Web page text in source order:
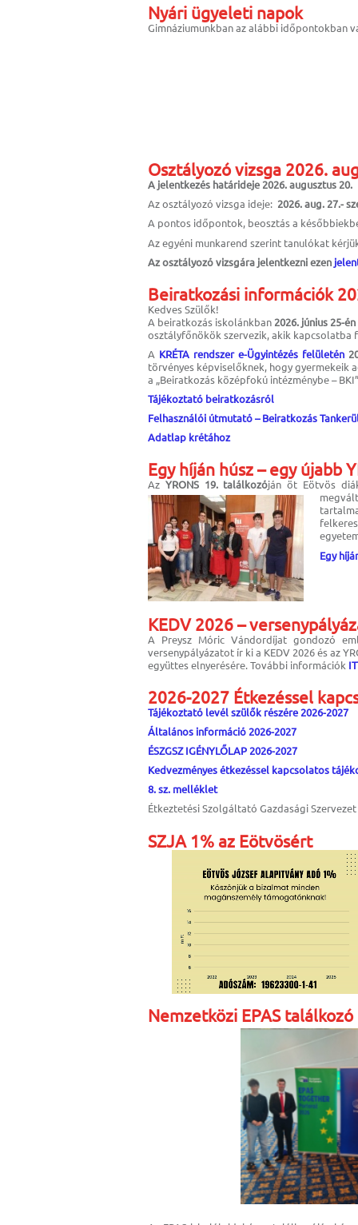
Nyári ügyeleti napok
Gimnáziumunkban az alábbi időpontokban
Osztályozó vizsga 2026.
A jelentkezés határideje 2026. augusztus 20.
Az osztályozó vizsga ideje: 2026. aug. 27.-
A pontos időpontok, beosztás a
Az egyéni munkarend szerint tanulókat
Az osztályozó vizsgára jelentkezni ezen
Beiratkozási információk
Kedves Szülők!
A beiratkozás iskolánkban 2026. június 25-
osztályfőnökök szervezik, akik
A KRÉTA rendszer e-Ügyintézés felületén
törvényes képviselőknek, hogy gyermekeik
a „Beiratkozás középfokú intézménybe –
Tájékoztató beiratkozásról
Felhasználói útmutató – Beiratkozás
Adatlap krétához
Egy híján húsz – egy újabb
Az YRONS 19. találkozóján öt Eötvös
Egy
KEDV 2026 –
A Preysz Móric Vándordíjat gondozó
versenypályázatot ír ki a KEDV 2026 és az
együttes elnyerésére. További információk
2026-2027 Étkezéssel
Tájékoztató levél szülők részére 2026-2027
Általános információ 2026-2027
ÉSZGSZ IGÉNYLŐLAP 2026-2027
Kedvezményes étkezéssel kapcsolatos
8. sz. melléklet
Étkeztetési Szolgáltató Gazdasági
SZJA 1% az Eötvösért
Nemzetközi EPAS találkozó